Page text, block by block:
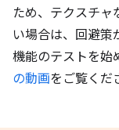
ため、テクスチャ
い場合は、回避策
機能のテストを始
の動画をご覧くだ